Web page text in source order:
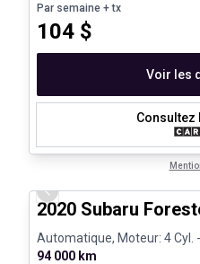
Par semaine + tx
104 $
Voir les
Previous slide
2020 Subaru
Automatique, Moteur: 4 Cyl.
94 000 km